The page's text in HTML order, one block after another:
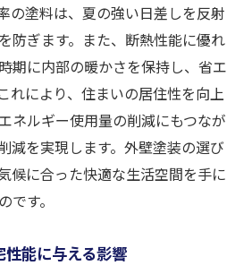
の塗料は、夏の強い日差しを反射
防ぎます。また、断熱性能に優れ
期に内部の暖かさを保持し、省エ
れにより、住まいの居住性を向上
ネルギー使用量の削減にもつなが
減を実現します。外壁塗装の選び
候に合った快適な生活空間を手に
です。
能に与える影響